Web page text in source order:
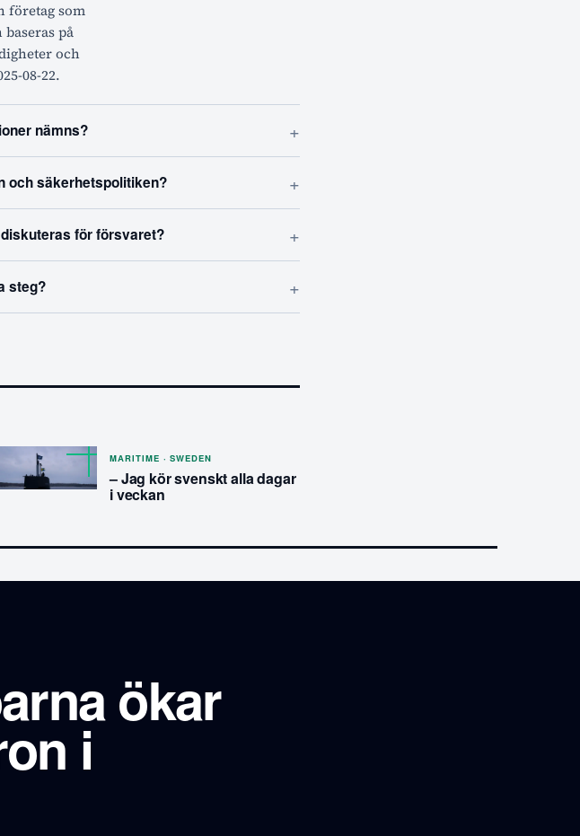
företag som
på
och
08-22.
nämns? +
och säkerhetspolitiken? +
för försvaret? +
steg? +
MARITIME · SWEDEN
– Jag kör svenskt alla dagar
i veckan
ökar
i